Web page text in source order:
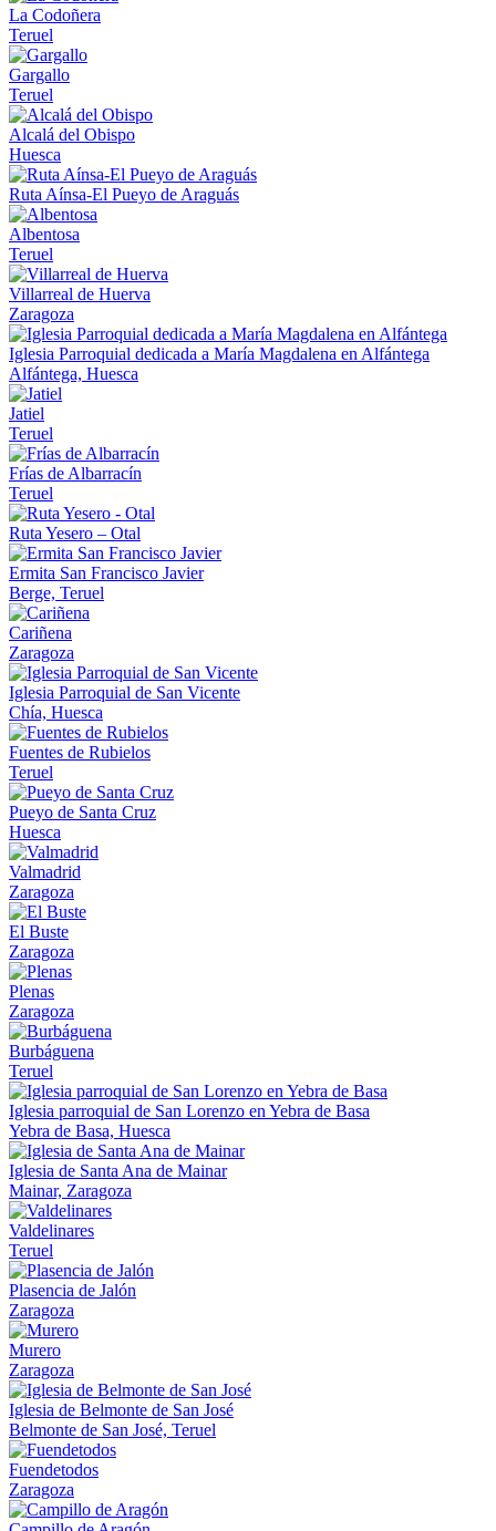
La Codoñera
Teruel
Gargallo
Teruel
Alcalá del Obispo
Huesca
Ruta Aínsa-El Pueyo de Araguás
Albentosa
Teruel
Villarreal de Huerva
Zaragoza
Iglesia Parroquial dedicada a María Magdalena en Alfántega
Alfántega, Huesca
Jatiel
Teruel
Frías de Albarracín
Teruel
Ruta Yesero – Otal
Ermita San Francisco Javier
Berge, Teruel
Cariñena
Zaragoza
Iglesia Parroquial de San Vicente
Chía, Huesca
Fuentes de Rubielos
Teruel
Pueyo de Santa Cruz
Huesca
Valmadrid
Zaragoza
El Buste
Zaragoza
Plenas
Zaragoza
Burbáguena
Teruel
Iglesia parroquial de San Lorenzo en Yebra de Basa
Yebra de Basa, Huesca
Iglesia de Santa Ana de Mainar
Mainar, Zaragoza
Valdelinares
Teruel
Plasencia de Jalón
Zaragoza
Murero
Zaragoza
Iglesia de Belmonte de San José
Belmonte de San José, Teruel
Fuendetodos
Zaragoza